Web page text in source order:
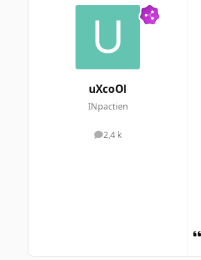
uXcoOl
INpactien
2,4 k
messages